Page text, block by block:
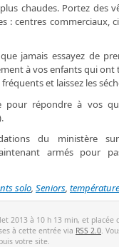
chaudes. Portez des
: centres commerciaux,
jamais essayez de
à vos enfants qui ont
et laissez les
pour répondre à vos
du ministère
armés pour
solo, Seniors, température
2013 à 10 h 13 min, et placée
à cette entrée via RSS 2.0.
votre site.